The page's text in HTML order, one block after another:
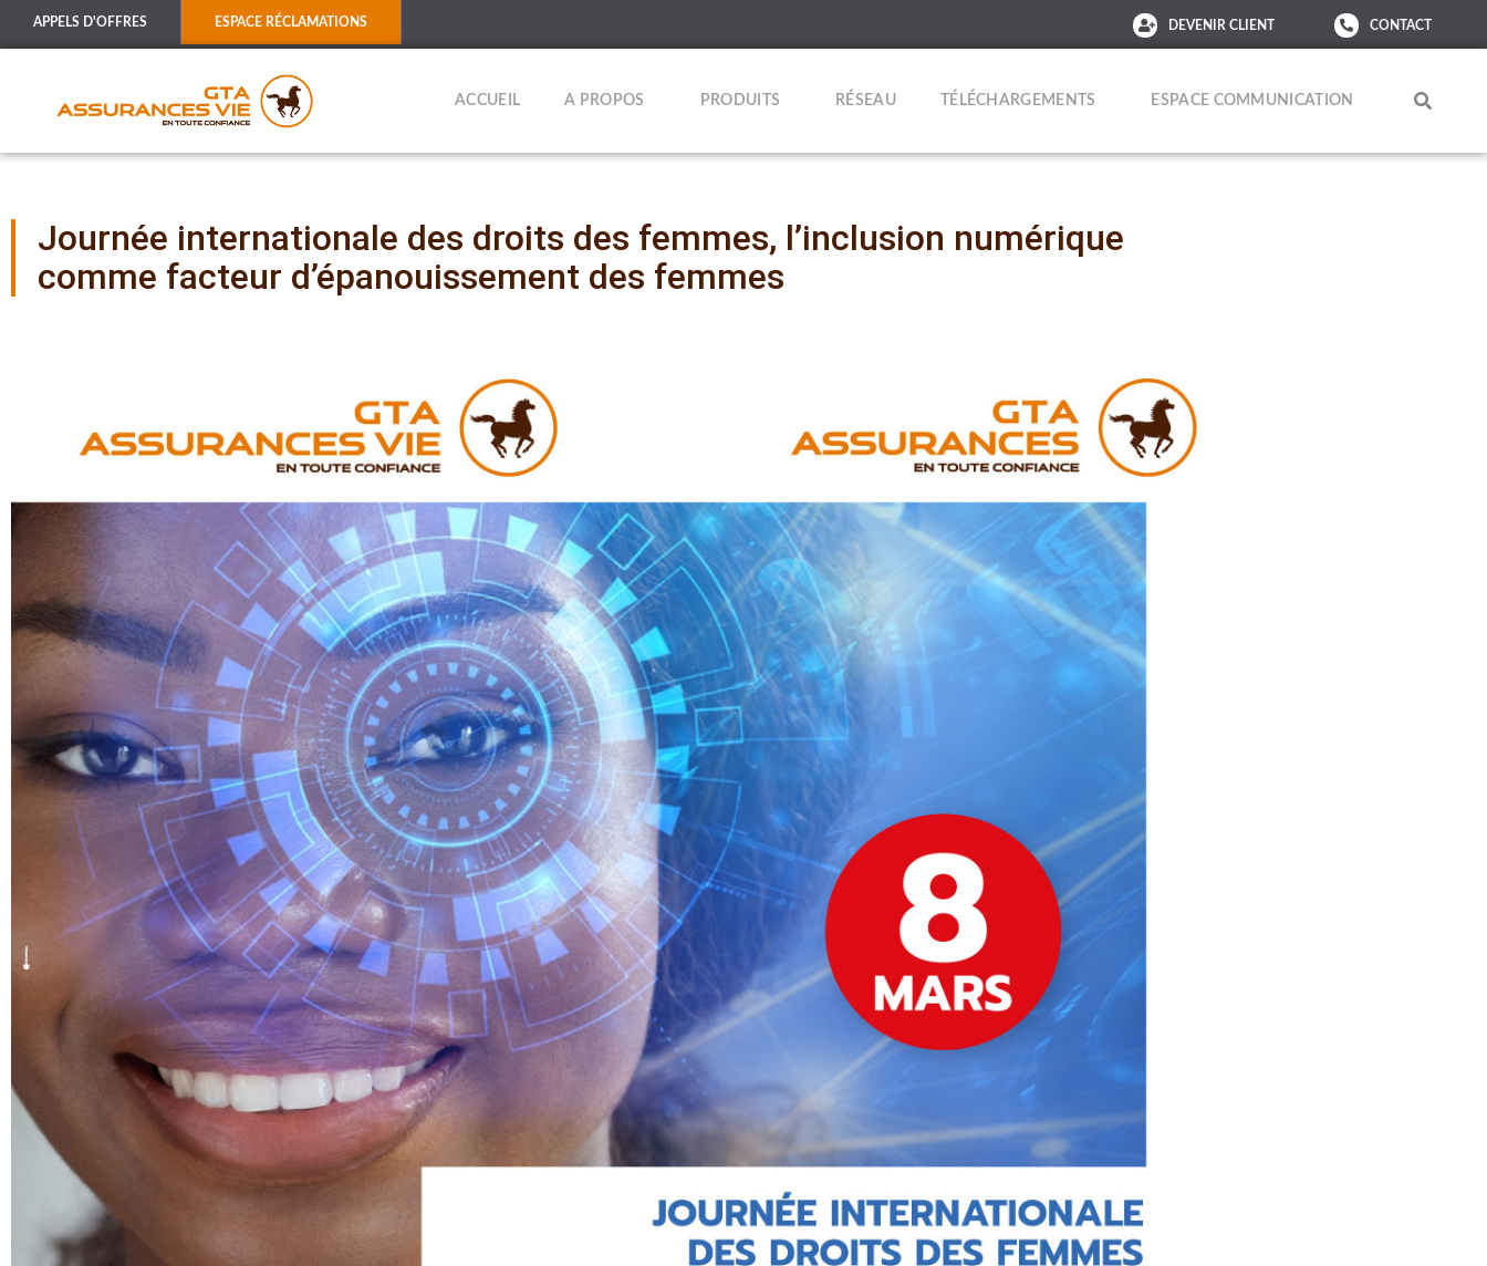
APPELS D'OFFRES ESPACE RÉCLAMATIONS DEVENIR CLIENT CONTACT
ACCUEIL A PROPOS PRODUITS RÉSEAU TÉLÉCHARGEMENTS ESPACE COMMUNICATION
Journée internationale des droits des femmes, l’inclusion numérique
comme facteur d’épanouissement des femmes